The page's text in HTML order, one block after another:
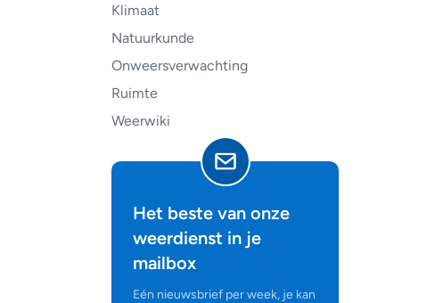
Klimaat
Natuurkunde
Onweersverwachting
Ruimte
Weerwiki
Het beste van onze
weerdienst in je
mailbox
Eén nieuwsbrief per week, je kan